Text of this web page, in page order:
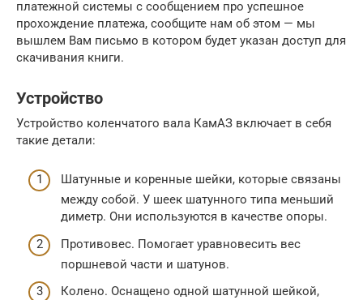
платежной системы с сообщением про успешное
прохождение платежа, сообщите нам об этом — мы
вышлем Вам письмо в котором будет указан доступ для
скачивания книги.
Устройство
Устройство коленчатого вала КамАЗ включает в себя
такие детали:
Шатунные и коренные шейки, которые связаны
между собой. У шеек шатунного типа меньший
диметр. Они используются в качестве опоры.
Противовес. Помогает уравновесить вес
поршневой части и шатунов.
Колено. Оснащено одной шатунной шейкой,